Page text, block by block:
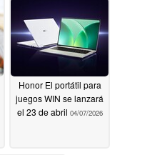
Honor El portátil para
juegos WIN se lanzará
el 23 de abril 04/07/2026